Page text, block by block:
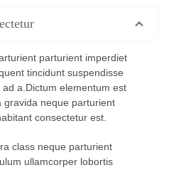
parturient imperdiet
tincidunt suspendisse
a.Dictum elementum est
gravida neque parturient
consectetur est.
class neque parturient
ullamcorper lobortis